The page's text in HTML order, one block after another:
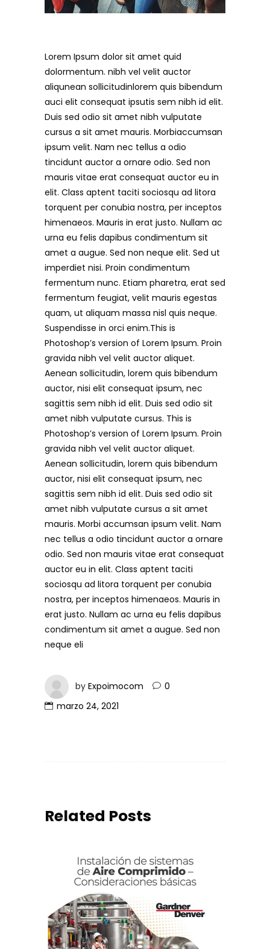
Lorem Ipsum dolor sit amet quid
dolormentum. nibh vel velit auctor
aliqunean sollicitudinlorem quis bibendum
auci elit consequat ipsutis sem nibh id elit.
Duis sed odio sit amet nibh vulputate
cursus a sit amet mauris. Morbiaccumsan
ipsum velit. Nam nec tellus a odio
tincidunt auctor a ornare odio. Sed non
mauris vitae erat consequat auctor eu in
elit. Class aptent taciti sociosqu ad litora
torquent per conubia nostra, per inceptos
himenaeos. Mauris in erat justo. Nullam ac
urna eu felis dapibus condimentum sit
amet a augue. Sed non neque elit. Sed ut
imperdiet nisi. Proin condimentum
fermentum nunc. Etiam pharetra, erat sed
fermentum feugiat, velit mauris egestas
quam, ut aliquam massa nisl quis neque.
Suspendisse in orci enim.This is
Photoshop’s version of Lorem Ipsum. Proin
gravida nibh vel velit auctor aliquet.
Aenean sollicitudin, lorem quis bibendum
auctor, nisi elit consequat ipsum, nec
sagittis sem nibh id elit. Duis sed odio sit
amet nibh vulputate cursus. This is
Photoshop’s version of Lorem Ipsum. Proin
gravida nibh vel velit auctor aliquet.
Aenean sollicitudin, lorem quis bibendum
auctor, nisi elit consequat ipsum, nec
sagittis sem nibh id elit. Duis sed odio sit
amet nibh vulputate cursus a sit amet
mauris. Morbi accumsan ipsum velit. Nam
nec tellus a odio tincidunt auctor a ornare
odio. Sed non mauris vitae erat consequat
auctor eu in elit. Class aptent taciti
sociosqu ad litora torquent per conubia
nostra, per inceptos himenaeos. Mauris in
erat justo. Nullam ac urna eu felis dapibus
condimentum sit amet a augue. Sed non
neque eli
by Expoimocom
0
marzo 24, 2021
Related Posts